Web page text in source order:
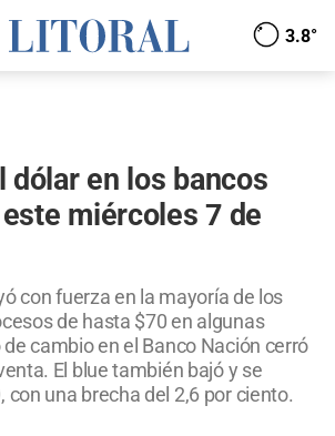
3.8°
dólar en los bancos
miércoles 7 de
con fuerza en la mayoría de los
de hasta $70 en algunas
cambio en el Banco Nación cerró
El blue también bajó y se
con una brecha del 2,6 por ciento.